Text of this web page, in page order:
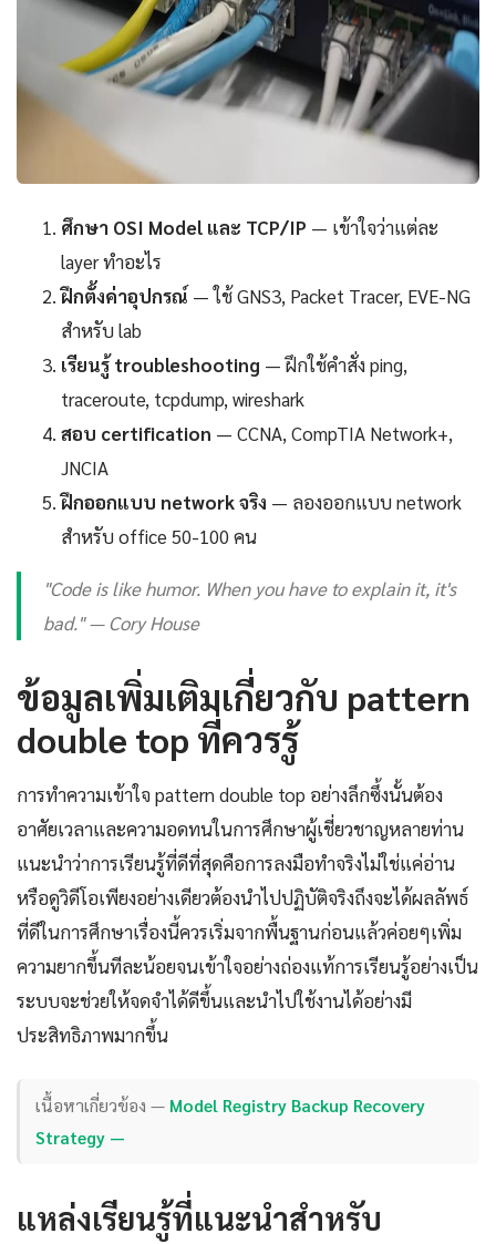
ศึกษา OSI Model และ TCP/IP — เข้าใจว่าแต่ละ
layer ทำอะไร
ฝึกตั้งค่าอุปกรณ์ — ใช้ GNS3, Packet Tracer, EVE-NG
สำหรับ lab
เรียนรู้ troubleshooting — ฝึกใช้คำสั่ง ping,
traceroute, tcpdump, wireshark
สอบ certification — CCNA, CompTIA Network+,
JNCIA
ฝึกออกแบบ network จริง — ลองออกแบบ network
สำหรับ office 50-100 คน
"Code is like humor. When you have to explain it, it's
bad." — Cory House
ข้อมูลเพิ่มเติมเกี่ยวกับ pattern
double top ที่ควรรู้
การทำความเข้าใจ pattern double top อย่างลึกซึ้งนั้นต้อง
อาศัยเวลาและความอดทนในการศึกษาผู้เชี่ยวชาญหลายท่าน
แนะนำว่าการเรียนรู้ที่ดีที่สุดคือการลงมือทำจริงไม่ใช่แค่อ่าน
หรือดูวิดีโอเพียงอย่างเดียวต้องนำไปปฏิบัติจริงถึงจะได้ผลลัพธ์
ที่ดีในการศึกษาเรื่องนี้ควรเริ่มจากพื้นฐานก่อนแล้วค่อยๆเพิ่ม
ความยากขึ้นทีละน้อยจนเข้าใจอย่างถ่องแท้การเรียนรู้อย่างเป็น
ระบบจะช่วยให้จดจำได้ดีขึ้นและนำไปใช้งานได้อย่างมี
ประสิทธิภาพมากขึ้น
เนื้อหาเกี่ยวข้อง — Model Registry Backup Recovery
Strategy —
แหล่งเรียนรู้ที่แนะนำสำหรับ